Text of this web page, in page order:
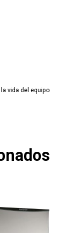
vida del equipo